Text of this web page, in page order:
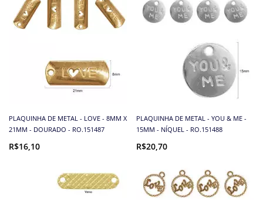
PLAQUINHA DE METAL - LOVE - 8MM X
21MM - DOURADO - RO.151487
R$16,10
PLAQUINHA DE METAL - YOU & ME -
15MM - NÍQUEL - RO.151488
R$20,70